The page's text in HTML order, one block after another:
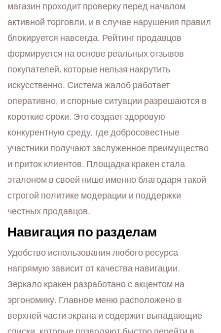
магазин проходит проверку перед началом
активной торговли, и в случае нарушения правил
блокируется навсегда. Рейтинг продавцов
формируется на основе реальных отзывов
покупателей, которые нельзя накрутить
искусственно. Система жалоб работает
оперативно, и спорные ситуации разрешаются в
короткие сроки. Это создает здоровую
конкурентную среду, где добросовестные
участники получают заслуженное преимущество
и приток клиентов. Площадка кракен стала
эталоном в своей нише именно благодаря такой
строгой политике модерации и поддержки
честных продавцов.
Навигация по разделам
Удобство использования любого ресурса
напрямую зависит от качества навигации.
Зеркало кракен разработано с акцентом на
эргономику. Главное меню расположено в
верхней части экрана и содержит выпадающие